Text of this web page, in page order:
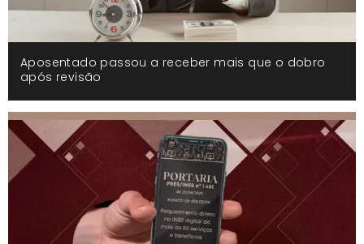
Aposentado passou a receber mais que o dobro
após revisão